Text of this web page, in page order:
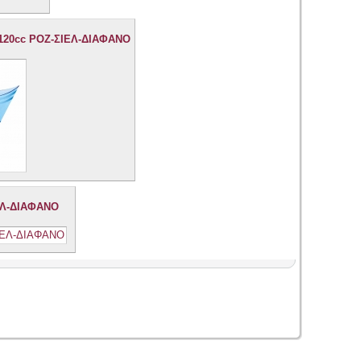
ΡΟΖ-ΣΙΕΛ-ΔΙΑΦΑΝΟ
ΔΙΑΦΑΝΟ